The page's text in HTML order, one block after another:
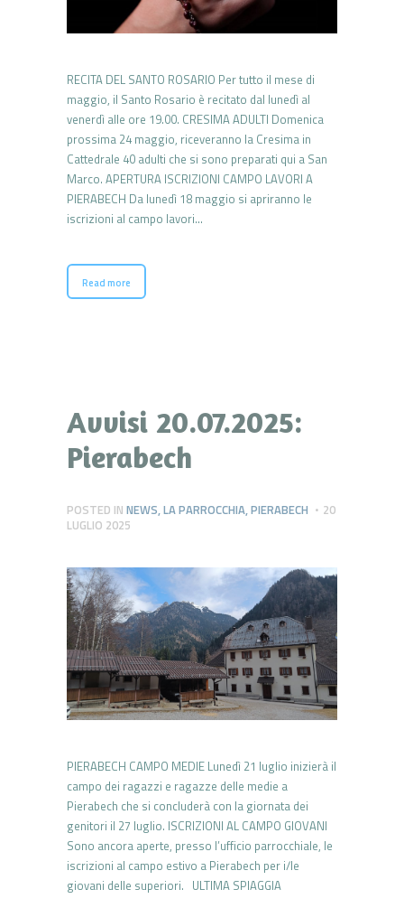
RECITA DEL SANTO ROSARIO Per tutto il mese di
maggio, il Santo Rosario è recitato dal lunedì al
venerdì alle ore 19.00. CRESIMA ADULTI Domenica
prossima 24 maggio, riceveranno la Cresima in
Cattedrale 40 adulti che si sono preparati qui a San
Marco. APERTURA ISCRIZIONI CAMPO LAVORI A
PIERABECH Da lunedì 18 maggio si apriranno le
iscrizioni al campo lavori…
Read more
Avvisi 20.07.2025:
Pierabech
POSTED IN NEWS,LA PARROCCHIA,PIERABECH
20
LUGLIO 2025
PIERABECH CAMPO MEDIE Lunedì 21 luglio inizierà il
campo dei ragazzi e ragazze delle medie a
Pierabech che si concluderà con la giornata dei
genitori il 27 luglio. ISCRIZIONI AL CAMPO GIOVANI
Sono ancora aperte, presso l’ufficio parrocchiale, le
iscrizioni al campo estivo a Pierabech per i/le
giovani delle superiori. ULTIMA SPIAGGIA